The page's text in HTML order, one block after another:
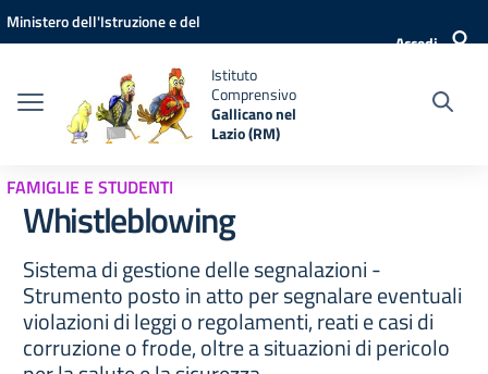
Vai ai contenuti
Vai al menu di navigazione
Vai al footer
Ministero dell'Istruzione e del
Accedi
Istituto
Comprensivo
Gallicano nel
Lazio (RM)
FAMIGLIE E STUDENTI
Whistleblowing
Sistema di gestione delle segnalazioni -
Strumento posto in atto per segnalare eventuali
violazioni di leggi o regolamenti, reati e casi di
corruzione o frode, oltre a situazioni di pericolo